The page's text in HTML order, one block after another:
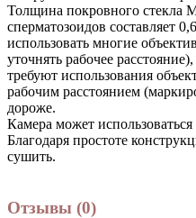
Толщина покровного стекла
сперматозоидов составляет
использовать многие
уточнять рабочее
требуют использования
рабочим расстоянием
дороже.
Камера может
Благодаря простоте
сушить.
Отзывы (0)